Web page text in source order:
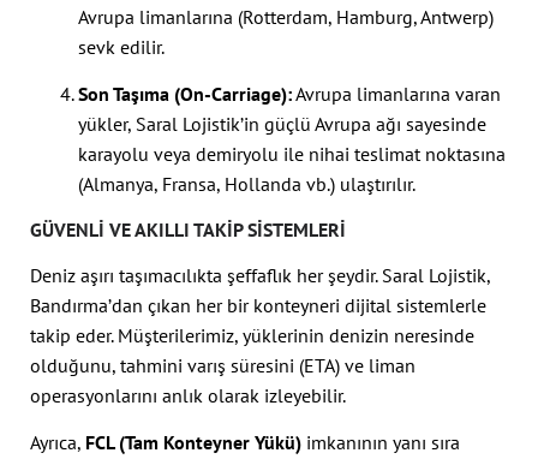
Avrupa limanlarına (Rotterdam, Hamburg, Antwerp)
sevk edilir.
Son Taşıma (On-Carriage):Avrupa limanlarına varan
yükler, Saral Lojistik’in güçlü Avrupa ağı sayesinde
karayolu veya demiryolu ile nihai teslimat noktasına
(Almanya, Fransa, Hollanda vb.) ulaştırılır.
GÜVENLI VE AKILLI TAKIP SISTEMLERI
Deniz aşırı taşımacılıkta şeffaflık her şeydir. Saral Lojistik,
Bandırma’dan çıkan her bir konteyneri dijital sistemlerle
takip eder. Müşterilerimiz, yüklerinin denizin neresinde
olduğunu, tahmini varış süresini (ETA) ve liman
operasyonlarını anlık olarak izleyebilir.
Ayrıca, FCL (Tam Konteyner Yükü) imkanının yanı sıra